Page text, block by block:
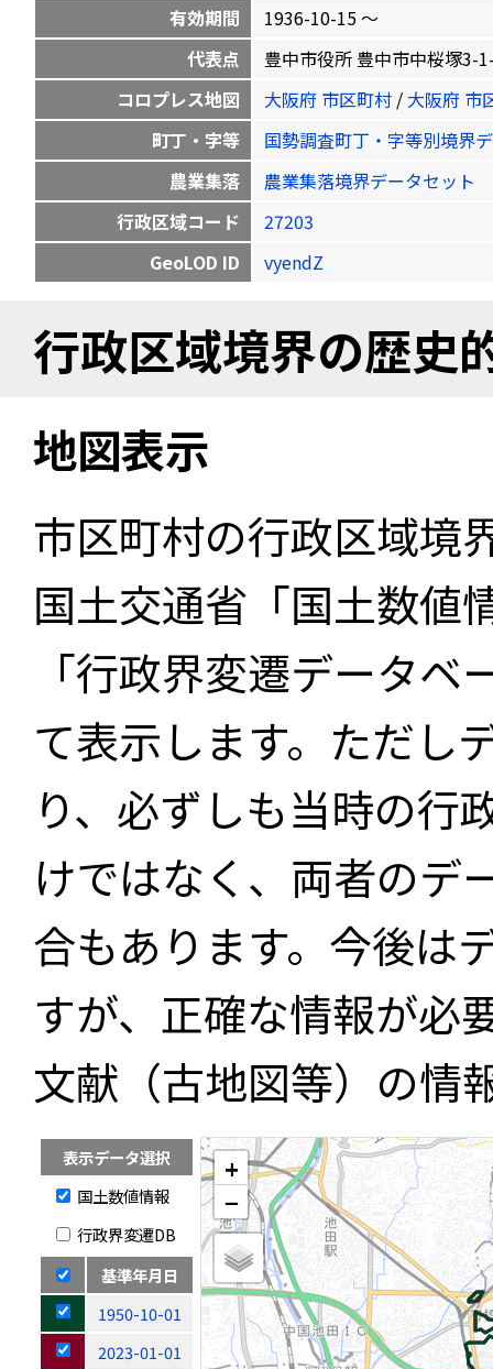
有効期間
1936-10-15 〜
代表点
豊中市役所 豊中市中桜塚3-
コロプレス地図
大阪府 市区町村 / 大阪府 市
町丁・字等
国勢調査町丁・字等別境界
農業集落
農業集落境界データセット
行政区域コード
27203
GeoLOD ID
vyendZ
行政区域境界の歴史
地図表示
市区町村の行政区域境
国土交通省「国土数値
「行政界変遷データ
て表示します。ただし
り、必ずしも当時の行
けではなく、両者のデ
合もあります。今後は
すが、正確な情報が必
文献（古地図等）の情
表示データ選択
国土数値情報
行政界変遷DB
基準年月日
1950-10-01
2023-01-01
+
−